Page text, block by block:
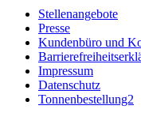
Stellenangebote
Presse
Kundenbüro und
Impressum
Datenschutz
Tonnenbestellung2